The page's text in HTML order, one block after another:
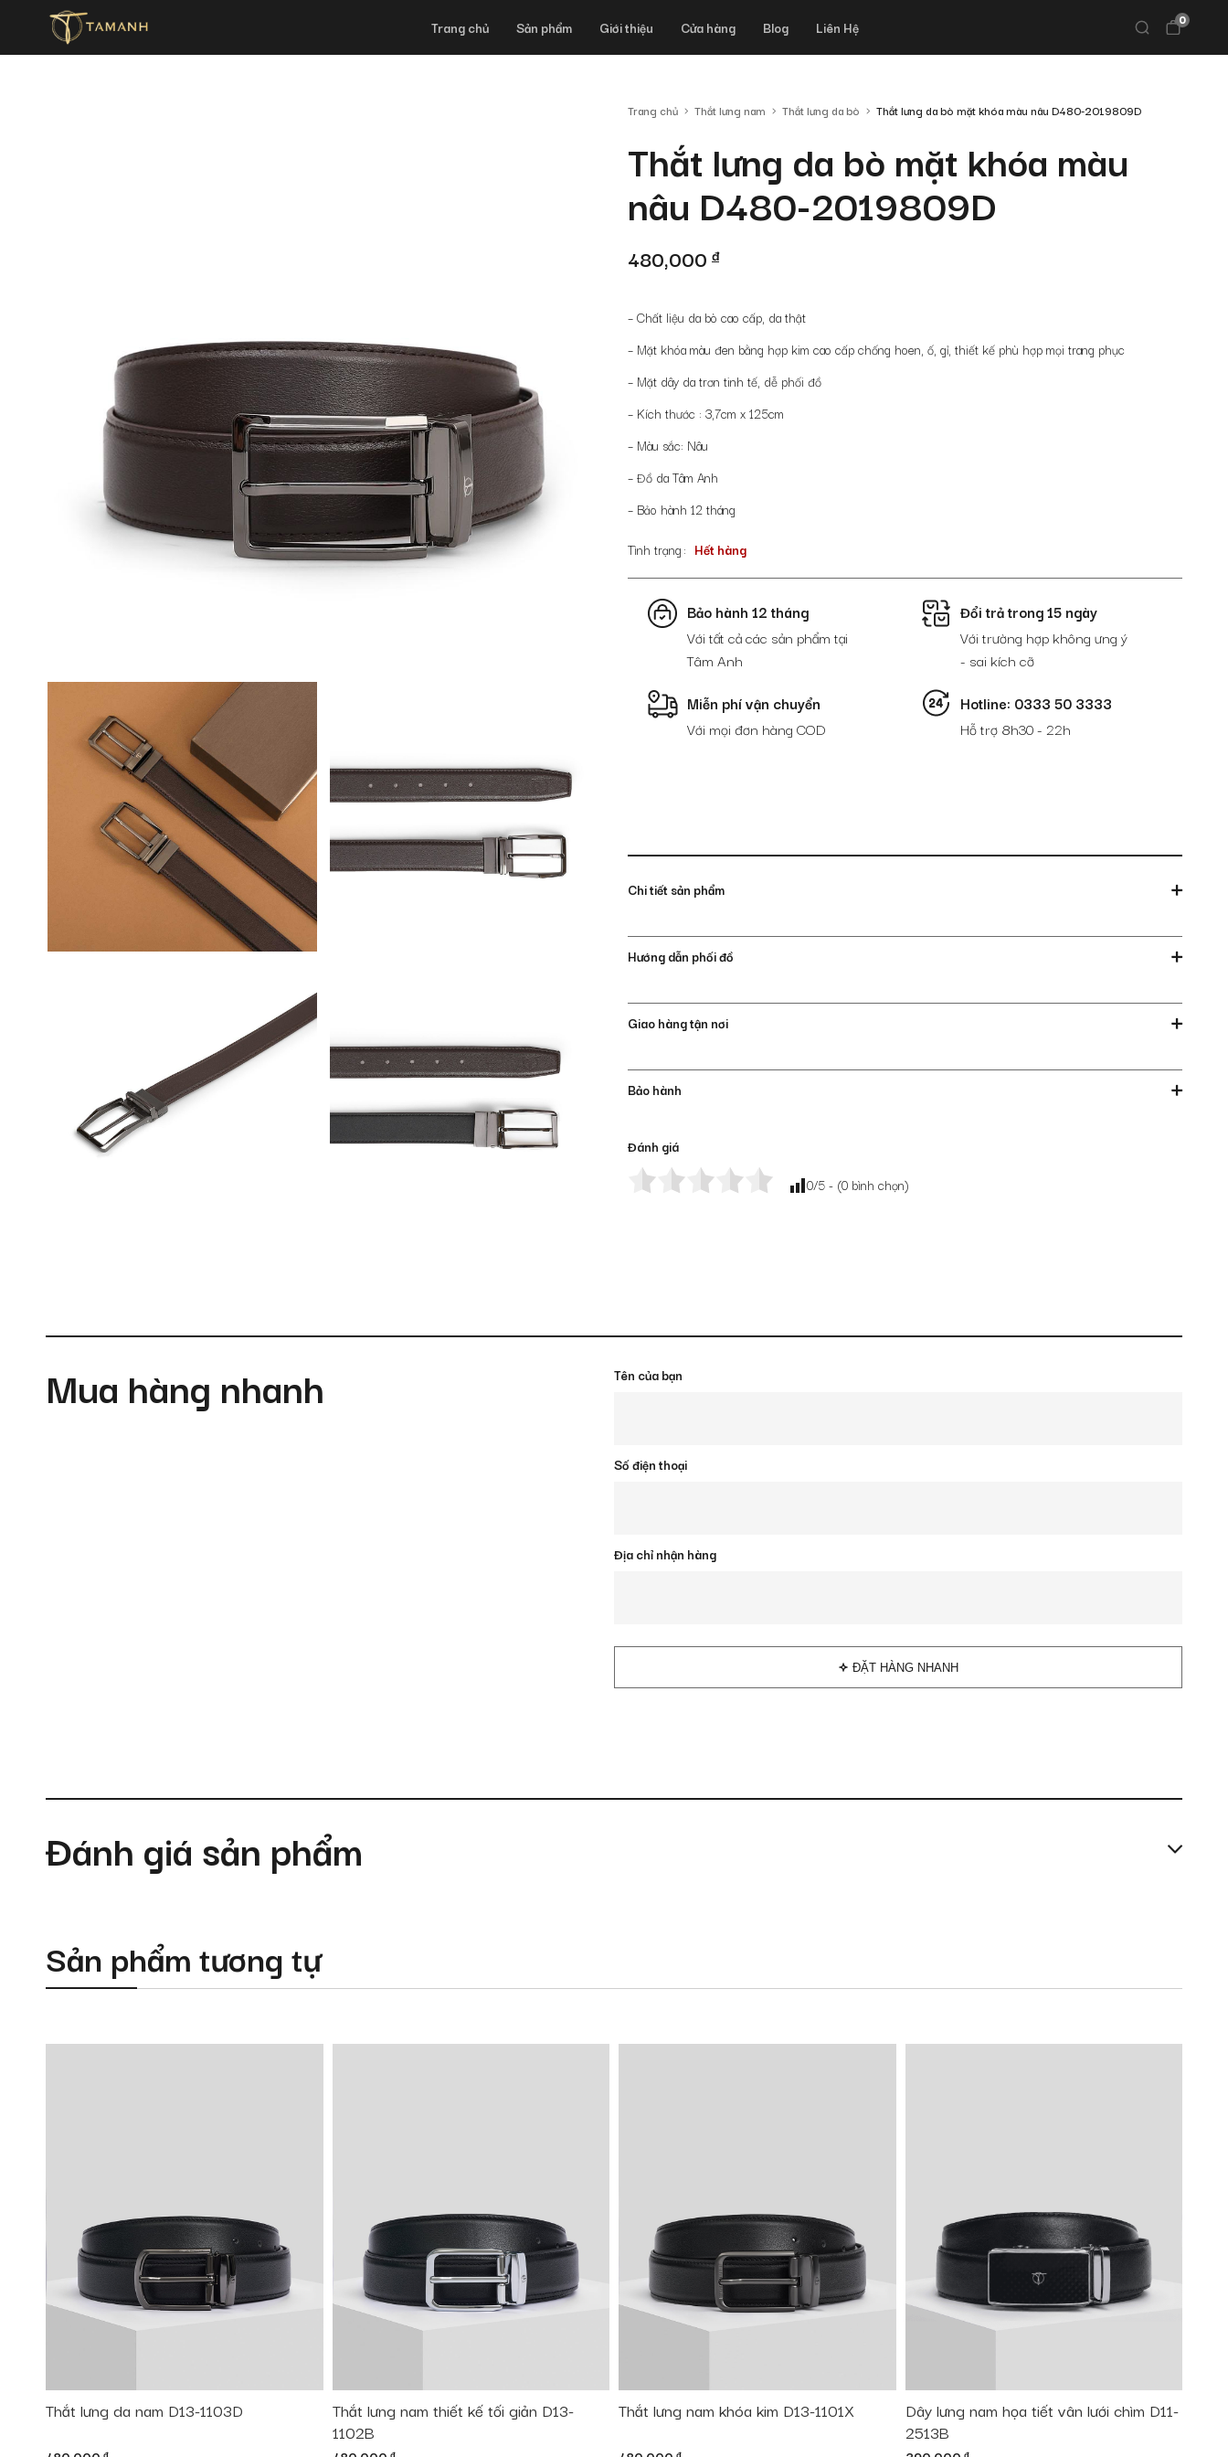
Trang chủ Sản phẩm Giới thiệu Cửa hàng Blog Liên Hệ 0
Trang chủ Thắt lưng nam Thắt lưng da bò Thắt lưng da bò mặt khóa màu nâu D480-2019809D
Thắt lưng da bò mặt khóa màu
nâu D480-2019809D
480,000 đ
– Chất liệu da bò cao cấp, da thật
– Mặt khóa màu đen bằng hợp kim cao cấp chống hoen, ố, gỉ, thiết kế phù hợp mọi trang phục
– Mặt dây da trơn tinh tế, dễ phối đồ
– Kích thước : 3,7cm x 125cm
– Màu sắc: Nâu
– Đồ da Tâm Anh
– Bảo hành 12 tháng
Tình trạng
Hết hàng
Bảo hành 12 tháng
Với tất cả các sản phẩm tại
Tâm Anh
Miễn phí vận chuyển
Với mọi đơn hàng COD
Đổi trả trong 15 ngày
Với trường hợp không ưng ý
- sai kích cỡ
Hotline: 0333 50 3333
Hỗ trợ 8h30 - 22h
Chi tiết sản phẩm
Hướng dẫn phối đồ
Giao hàng tận nơi
Bảo hành
Đánh giá
0/5 - (0 bình chọn)
Mua hàng nhanh Tên của bạn
Số điện thoại
Địa chỉ nhận hàng
ĐẶT HÀNG NHANH
Đánh giá sản phẩm
Sản phẩm tương tự
Thắt lưng da nam D13-1103D
đ
Thắt lưng nam thiết kế tối giản D13-
1102B
đ
Thắt lưng nam khóa kim D13-1101X
đ
Dây lưng nam họa tiết vân lưới chìm D11-
2513B
đ